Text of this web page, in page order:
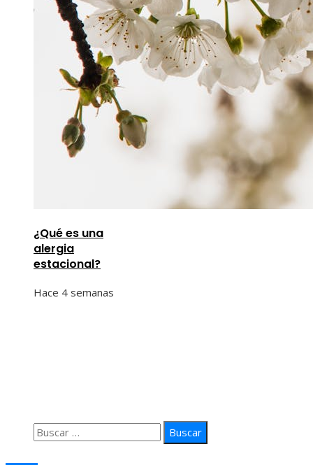
¿Qué es una
alergia
estacional?
Hace 4 semanas
Buscar: